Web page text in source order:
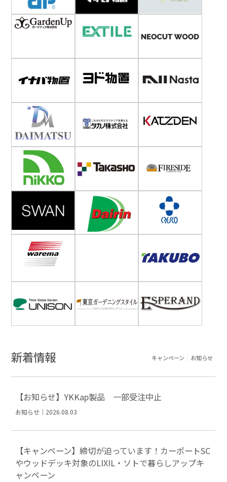
新着情報 キャンペーン お知らせ
【お知らせ】YKKap製品 一部受注中止
お知らせ｜2026.08.03
【キャンペーン】締切が迫っています！カーポートSC
やウッドデッキ対象のLIXIL・ソトで暮らしアップキ
ャンペーン